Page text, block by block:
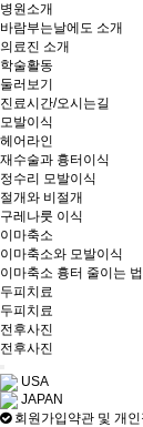
병원소개
바람부는날에도 소개
의료진 소개
학술활동
둘러보기
진료시간/오시는길
모발이식
헤어라인
재수술과 흉터이식
정수리 모발이식
절개와 비절개
구레나룻 이식
이마축소
이마축소와 모발이식
이마축소 흉터 줄이는 법
두피치료
두피치료
전후사진
전후사진
USA
JAPAN
회원가입약관 및 개인